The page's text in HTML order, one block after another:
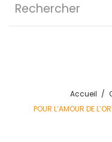
Accueil
POUR L’AMOUR DE